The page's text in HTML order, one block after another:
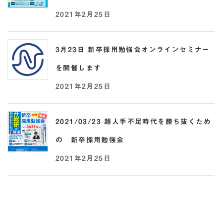
2021年2月25日
3月23日 新卒採用勉強会オンラインセミナー
を開催します
2021年2月25日
2021/03/23 超人手不足時代を勝ち抜くため
の 新卒採用勉強会
2021年2月25日